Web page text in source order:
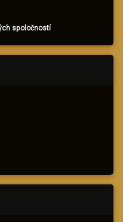
spoločností